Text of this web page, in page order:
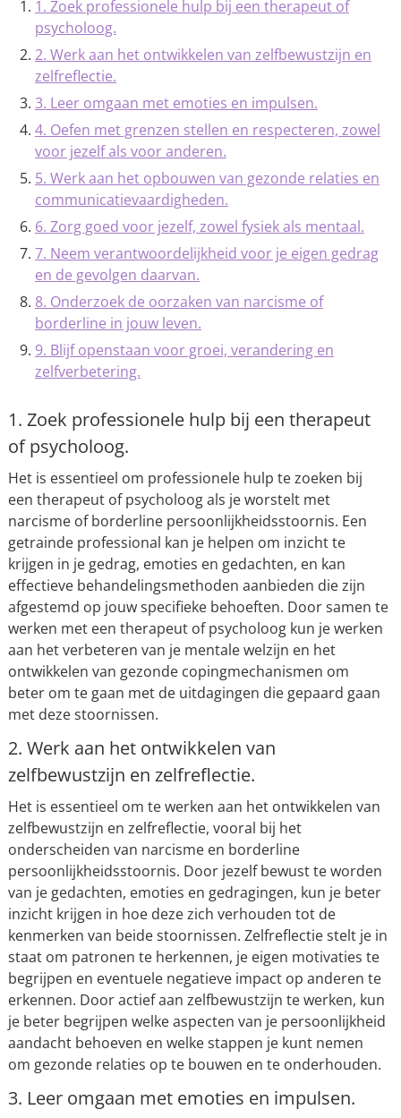
1. Zoek professionele hulp bij een therapeut of
psycholoog.
2. Werk aan het ontwikkelen van zelfbewustzijn en
zelfreflectie.
3. Leer omgaan met emoties en impulsen.
4. Oefen met grenzen stellen en respecteren, zowel
voor jezelf als voor anderen.
5. Werk aan het opbouwen van gezonde relaties en
communicatievaardigheden.
6. Zorg goed voor jezelf, zowel fysiek als mentaal.
7. Neem verantwoordelijkheid voor je eigen gedrag
en de gevolgen daarvan.
8. Onderzoek de oorzaken van narcisme of
borderline in jouw leven.
9. Blijf openstaan voor groei, verandering en
zelfverbetering.
1. Zoek professionele hulp bij een therapeut
of psycholoog.
Het is essentieel om professionele hulp te zoeken bij
een therapeut of psycholoog als je worstelt met
narcisme of borderline persoonlijkheidsstoornis. Een
getrainde professional kan je helpen om inzicht te
krijgen in je gedrag, emoties en gedachten, en kan
effectieve behandelingsmethoden aanbieden die zijn
afgestemd op jouw specifieke behoeften. Door samen te
werken met een therapeut of psycholoog kun je werken
aan het verbeteren van je mentale welzijn en het
ontwikkelen van gezonde copingmechanismen om
beter om te gaan met de uitdagingen die gepaard gaan
met deze stoornissen.
2. Werk aan het ontwikkelen van
zelfbewustzijn en zelfreflectie.
Het is essentieel om te werken aan het ontwikkelen van
zelfbewustzijn en zelfreflectie, vooral bij het
onderscheiden van narcisme en borderline
persoonlijkheidsstoornis. Door jezelf bewust te worden
van je gedachten, emoties en gedragingen, kun je beter
inzicht krijgen in hoe deze zich verhouden tot de
kenmerken van beide stoornissen. Zelfreflectie stelt je in
staat om patronen te herkennen, je eigen motivaties te
begrijpen en eventuele negatieve impact op anderen te
erkennen. Door actief aan zelfbewustzijn te werken, kun
je beter begrijpen welke aspecten van je persoonlijkheid
aandacht behoeven en welke stappen je kunt nemen
om gezonde relaties op te bouwen en te onderhouden.
3. Leer omgaan met emoties en impulsen.